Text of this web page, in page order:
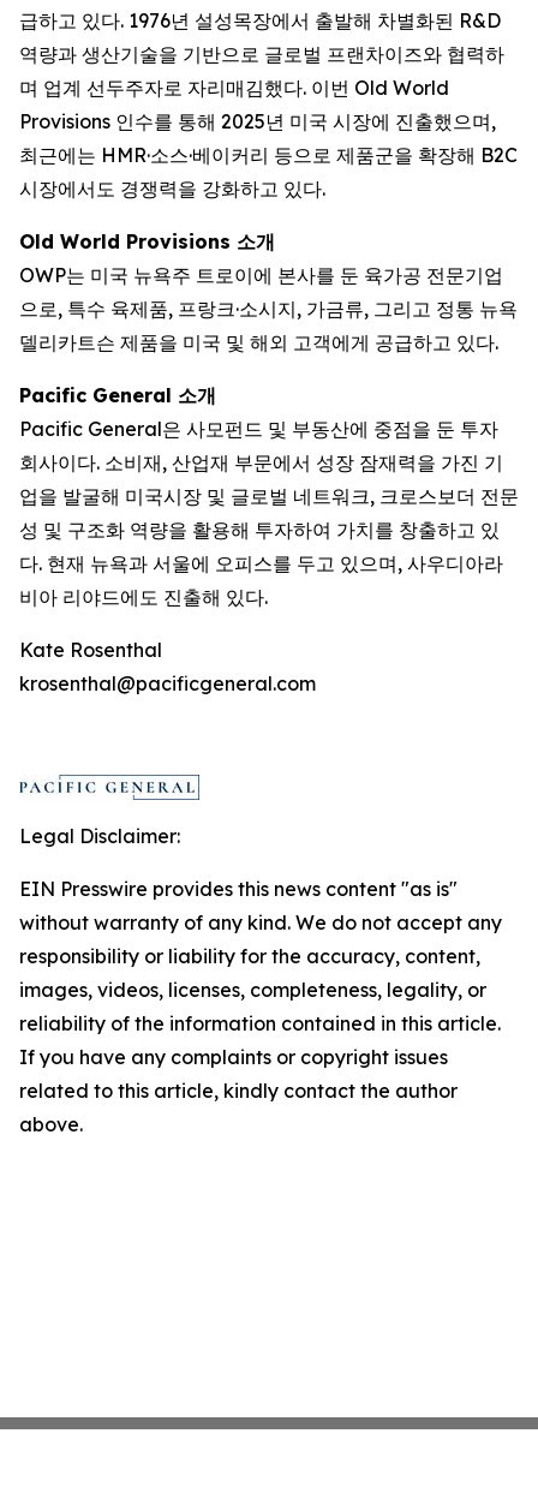
급하고 있다. 1976년 설성목장에서 출발해 차별화된 R&D
역량과 생산기술을 기반으로 글로벌 프랜차이즈와 협력하
며 업계 선두주자로 자리매김했다. 이번 Old World
Provisions 인수를 통해 2025년 미국 시장에 진출했으며,
최근에는 HMR·소스·베이커리 등으로 제품군을 확장해 B2C
시장에서도 경쟁력을 강화하고 있다.
Old World Provisions 소개
OWP는 미국 뉴욕주 트로이에 본사를 둔 육가공 전문기업
으로, 특수 육제품, 프랑크·소시지, 가금류, 그리고 정통 뉴욕
델리카트슨 제품을 미국 및 해외 고객에게 공급하고 있다.
Pacific General 소개
Pacific General은 사모펀드 및 부동산에 중점을 둔 투자
회사이다. 소비재, 산업재 부문에서 성장 잠재력을 가진 기
업을 발굴해 미국시장 및 글로벌 네트워크, 크로스보더 전문
성 및 구조화 역량을 활용해 투자하여 가치를 창출하고 있
다. 현재 뉴욕과 서울에 오피스를 두고 있으며, 사우디아라
비아 리야드에도 진출해 있다.
Kate Rosenthal
krosenthal@pacificgeneral.com
Legal Disclaimer:
EIN Presswire provides this news content "as is"
without warranty of any kind. We do not accept any
responsibility or liability for the accuracy, content,
images, videos, licenses, completeness, legality, or
reliability of the information contained in this article.
If you have any complaints or copyright issues
related to this article, kindly contact the author
above.